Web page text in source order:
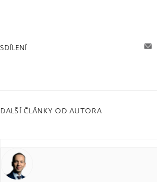
SDÍLENÍ
DALŠÍ ČLÁNKY OD AUTORA